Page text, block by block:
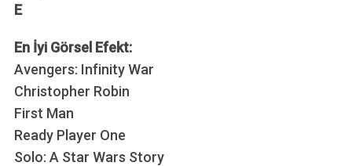
E
En İyi Görsel Efekt:
Avengers: Infinity War
Christopher Robin
First Man
Ready Player One
Solo: A Star Wars Story